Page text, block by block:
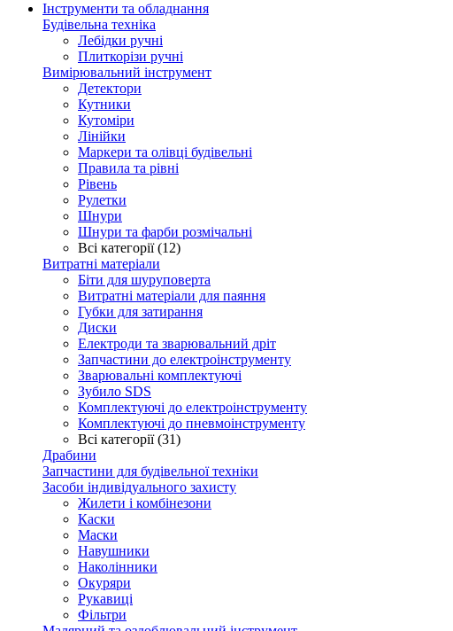
Інструменти та обладнання
Будівельна техніка
Лебідки ручні
Плиткорізи ручні
Вимірювальний інструмент
Детектори
Кутники
Кутоміри
Лінійки
Маркери та олівці будівельні
Правила та рівні
Рівень
Рулетки
Шнури
Шнури та фарби розмічальні
Всі категорії (12)
Витратні матеріали
Біти для шуруповерта
Витратні матеріали для паяння
Губки для затирання
Диски
Електроди та зварювальний дріт
Запчастини до електроінструменту
Зварювальні комплектуючі
Зубило SDS
Комплектуючі до електроінструменту
Комплектуючі до пневмоінструменту
Всі категорії (31)
Драбини
Запчастини для будівельної техніки
Засоби індивідуального захисту
Жилети і комбінезони
Каски
Маски
Навушники
Наколінники
Окуряри
Рукавиці
Фільтри